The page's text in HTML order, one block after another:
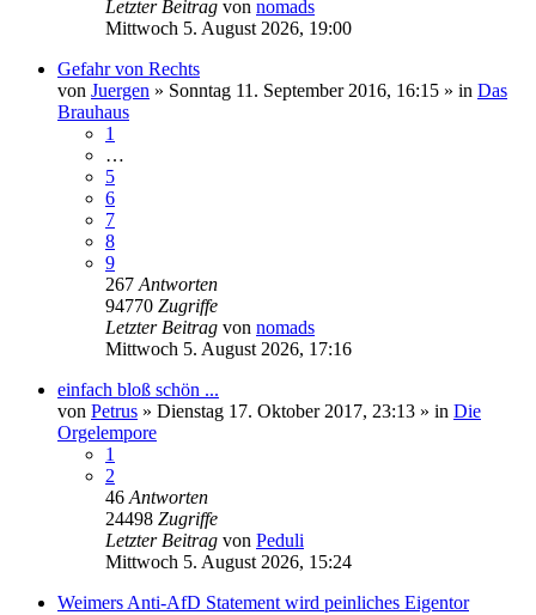
Letzter Beitrag von nomads
Mittwoch 5. August 2026, 19:00
Gefahr von Rechts
von Juergen » Sonntag 11. September 2016, 16:15 » in Das
Brauhaus
1
…
5
6
7
8
9
267 Antworten
94770 Zugriffe
Letzter Beitrag von nomads
Mittwoch 5. August 2026, 17:16
einfach bloß schön ...
von Petrus » Dienstag 17. Oktober 2017, 23:13 » in Die
Orgelempore
1
2
46 Antworten
24498 Zugriffe
Letzter Beitrag von Peduli
Mittwoch 5. August 2026, 15:24
Weimers Anti-AfD Statement wird peinliches Eigentor